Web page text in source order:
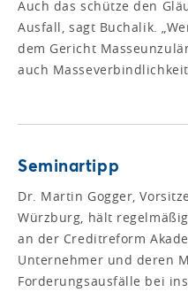
Auch das schütze den
Ausfall, sagt Buchalik.
dem Gericht
auch
Seminartipp
Dr. Martin Gogger,
Würzburg, hält
an der Creditreform
Unternehmer und deren
Forderungsausfälle bei